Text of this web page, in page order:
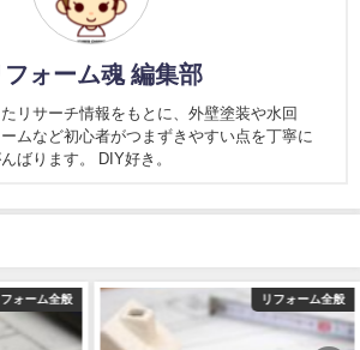
フォーム魂 編集部
リサーチ情報をもとに、外壁塗装や水回
ムなど初心者がつまずきやすい点を丁寧に
ばります。 DIY好き。
リフォーム全般 リフォーム全